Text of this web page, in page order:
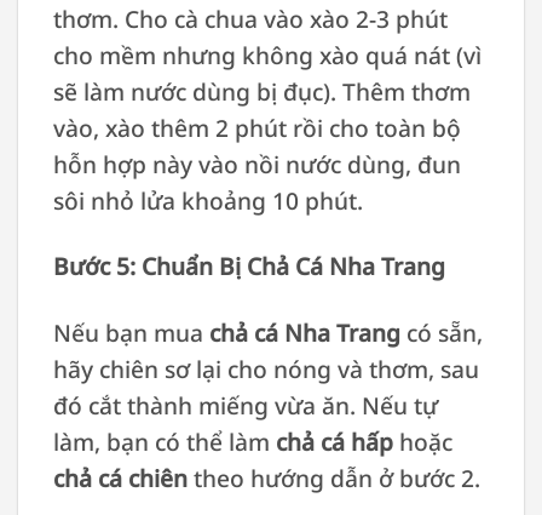
thơm. Cho cà chua vào xào 2-3 phút
cho mềm nhưng không xào quá nát (vì
sẽ làm nước dùng bị đục). Thêm thơm
vào, xào thêm 2 phút rồi cho toàn bộ
hỗn hợp này vào nồi nước dùng, đun
sôi nhỏ lửa khoảng 10 phút.
Bước 5: Chuẩn Bị Chả Cá Nha Trang
Nếu bạn mua chả cá Nha Trang có sẵn,
hãy chiên sơ lại cho nóng và thơm, sau
đó cắt thành miếng vừa ăn. Nếu tự
làm, bạn có thể làm chả cá hấphoặc
chả cá chiêntheo hướng dẫn ở bước 2.